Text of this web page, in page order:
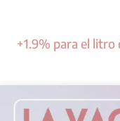
+1.9% para el litro